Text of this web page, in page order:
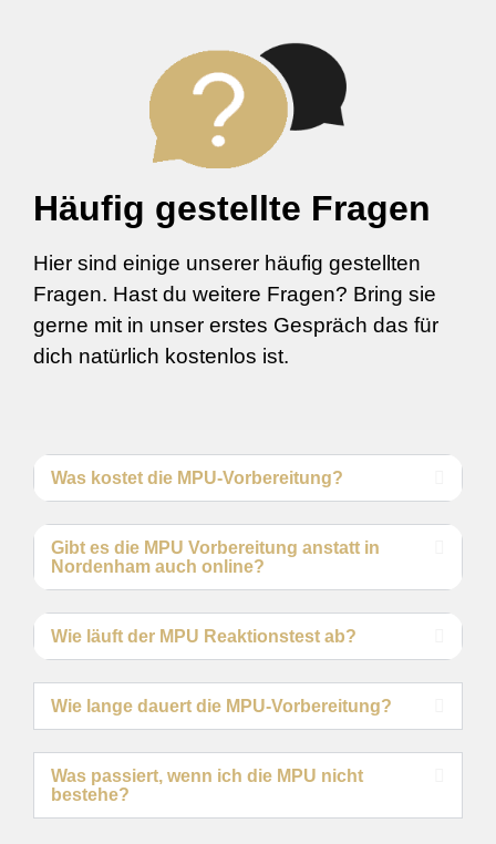
Häufig gestellte Fragen
Hier sind einige unserer häufig gestellten
Fragen. Hast du weitere Fragen? Bring sie
gerne mit in unser erstes Gespräch das für
dich natürlich kostenlos ist.
Was kostet die MPU-Vorbereitung?
Gibt es die MPU Vorbereitung anstatt in
Nordenham auch online?
Wie läuft der MPU Reaktionstest ab?
Wie lange dauert die MPU-Vorbereitung?
Was passiert, wenn ich die MPU nicht
bestehe?